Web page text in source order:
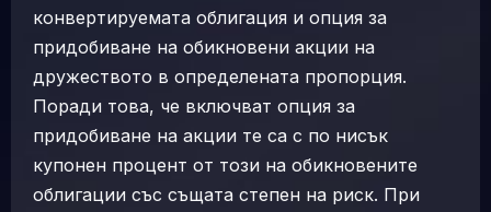
конвертируемата облигация и опция за
придобиване на обикновени акции на
дружеството в определената пропорция.
Поради това, че включват опция за
придобиване на акции те са с по нисък
купонен процент от този на обикновените
облигации със същата степен на риск. При